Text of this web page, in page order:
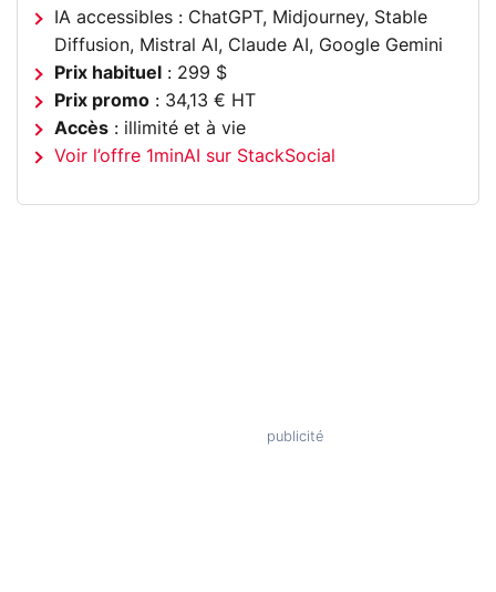
IA accessibles : ChatGPT, Midjourney, Stable
Diffusion, Mistral AI, Claude AI, Google Gemini
Prix habituel
: 299 $
Prix promo : 34,13 € HT
Accès : illimité et à vie
Voir l’offre 1minAI sur StackSocial